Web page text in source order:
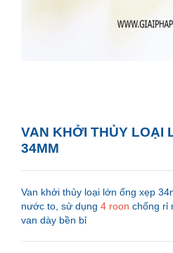
VAN KHỞI THỦY LOẠI
34MM
Van khởi thủy loại lớn ống xẹp
nước to, sử dụng 4 roon chống rỉ
van dày bền bỉ